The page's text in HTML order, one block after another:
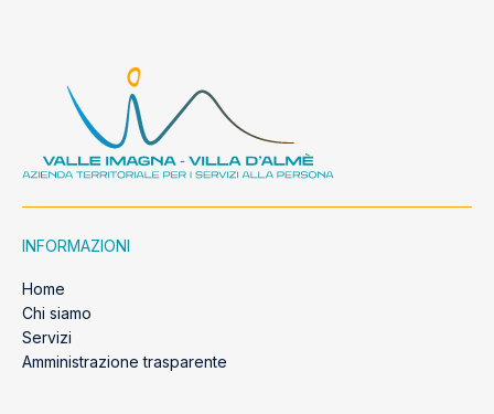
INFORMAZIONI
Home
Chi siamo
Servizi
Amministrazione trasparente